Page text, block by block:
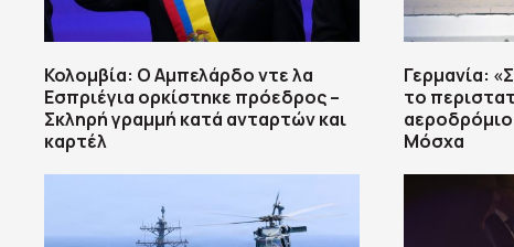
Κολομβία: Ο Αμπελάρδο ντε λα
Εσπριέγια ορκίστηκε πρόεδρος –
Σκληρή γραμμή κατά ανταρτών και
καρτέλ
Γερμανία:
το
αεροδρόμιο
Μόσχα